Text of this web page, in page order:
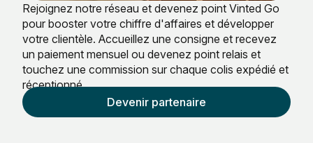
Rejoignez notre réseau et devenez point Vinted Go
pour booster votre chiffre d'affaires et développer
votre clientèle. Accueillez une consigne et recevez
un paiement mensuel ou devenez point relais et
touchez une commission sur chaque colis expédié et
réceptionné.
Devenir partenaire